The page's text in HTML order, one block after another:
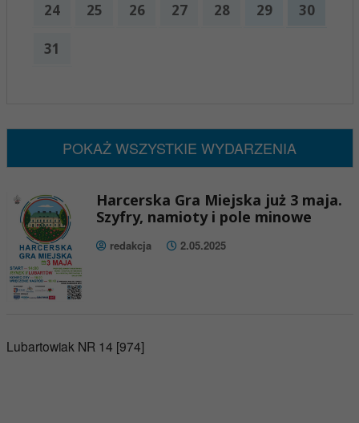
24 25 26 27 28 29 30
31
POKAŻ WSZYSTKIE WYDARZENIA
Harcerska Gra Miejska już 3 maja.
Szyfry, namioty i pole minowe
redakcja 2.05.2025
Lubartowiak NR 14 [974]